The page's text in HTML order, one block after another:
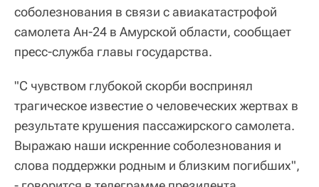
соболезнования в связи с авиакатастрофой
самолета Ан-24 в Амурской области, сообщает
пресс-служба главы государства.
"С чувством глубокой скорби воспринял
трагическое известие о человеческих жертвах в
результате крушения пассажирского самолета.
Выражаю наши искренние соболезнования и
слова поддержки родным и близким погибших",